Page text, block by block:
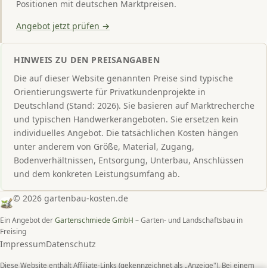
Positionen mit deutschen Marktpreisen.
Angebot jetzt prüfen →
HINWEIS ZU DEN PREISANGABEN
Die auf dieser Website genannten Preise sind typische
Orientierungswerte für Privatkundenprojekte in
Deutschland (Stand: 2026). Sie basieren auf Marktrecherche
und typischen Handwerkerangeboten. Sie ersetzen kein
individuelles Angebot. Die tatsächlichen Kosten hängen
unter anderem von Größe, Material, Zugang,
Bodenverhältnissen, Entsorgung, Unterbau, Anschlüssen
und dem konkreten Leistungsumfang ab.
© 2026 gartenbau-kosten.de
Ein Angebot derGartenschmiede GmbH – Garten- und Landschaftsbau in
Freising
ImpressumDatenschutz
Diese Website enthält Affiliate-Links (gekennzeichnet als „Anzeige"). Bei einem